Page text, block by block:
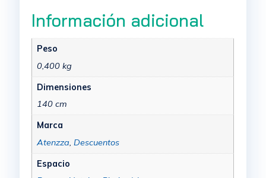
Información adicional
Peso
0,400 kg
Dimensiones
140 cm
Marca
Atenzza, Descuentos
Espacio